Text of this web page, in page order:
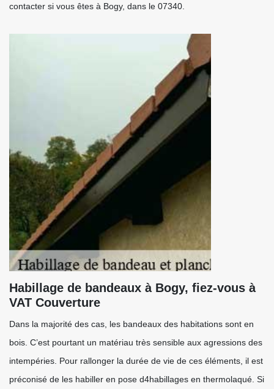
contacter si vous êtes à Bogy, dans le 07340.
Habillage de bandeaux à Bogy, fiez-vous à
VAT Couverture
Dans la majorité des cas, les bandeaux des habitations sont en
bois. C’est pourtant un matériau très sensible aux agressions des
intempéries. Pour rallonger la durée de vie de ces éléments, il est
préconisé de les habiller en pose d4habillages en thermolaqué. Si